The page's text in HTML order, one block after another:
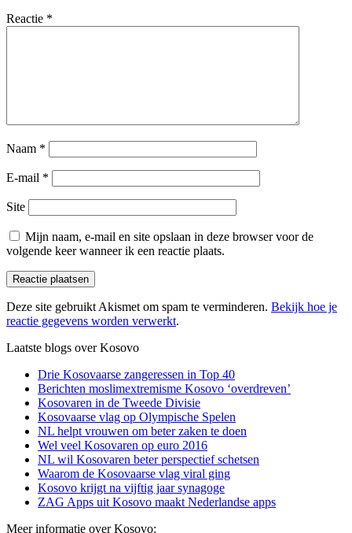
Reactie *
Naam *
E-mail *
Site
Mijn naam, e-mail en site opslaan in deze browser voor de
volgende keer wanneer ik een reactie plaats.
Deze site gebruikt Akismet om spam te verminderen. Bekijk hoe je
reactie gegevens worden verwerkt.
Laatste blogs over Kosovo
Drie Kosovaarse zangeressen in Top 40
Berichten moslimextremisme Kosovo ‘overdreven’
Kosovaren in de Tweede Divisie
Kosovaarse vlag op Olympische Spelen
NL helpt vrouwen om beter zaken te doen
Wel veel Kosovaren op euro 2016
NL wil Kosovaren beter perspectief schetsen
Waarom de Kosovaarse vlag viral ging
Kosovo krijgt na vijftig jaar synagoge
ZAG Apps uit Kosovo maakt Nederlandse apps
Meer informatie over Kosovo: